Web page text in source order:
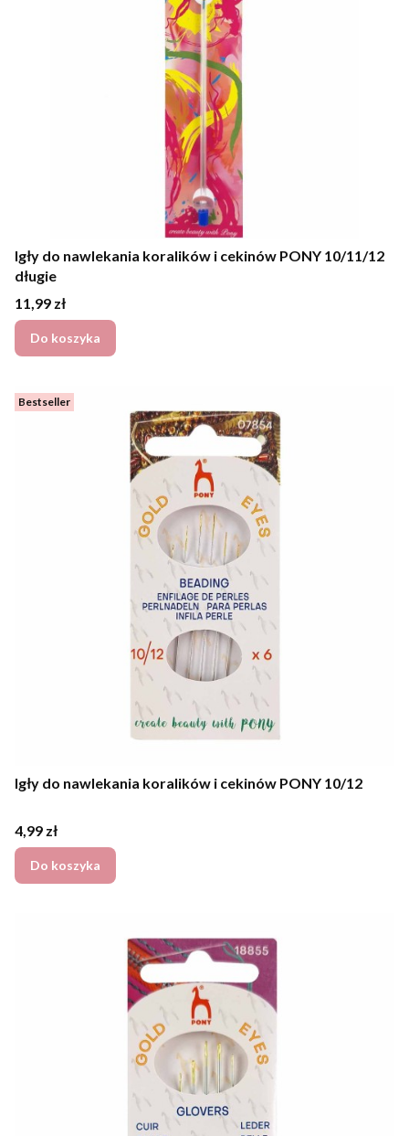
Igły do nawlekania koralików i cekinów PONY 10/11/12
długie
Cena
11,99 zł
Do koszyka
Bestseller
Igły do nawlekania koralików i cekinów PONY 10/12
Cena
4,99 zł
Do koszyka